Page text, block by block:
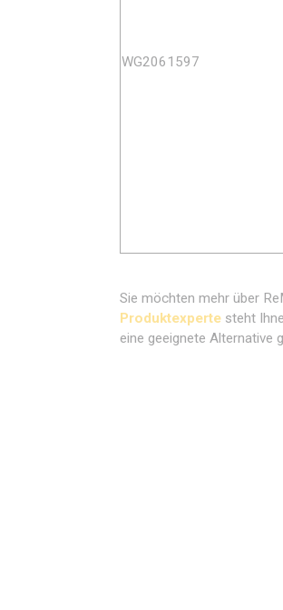
WG2061597
Sie möchten mehr über
Produktexperte steht
eine geeignete Alternative